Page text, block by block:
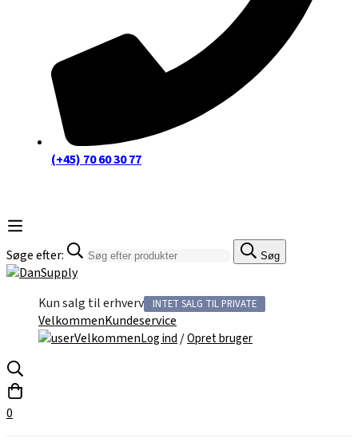
(+45) 70 60 30 77
Søge efter: Søg
Kun salg til erhverv INTET SALG TIL PRIVATE
VelkommenKundeservice
VelkommenLog ind/Opret bruger
0